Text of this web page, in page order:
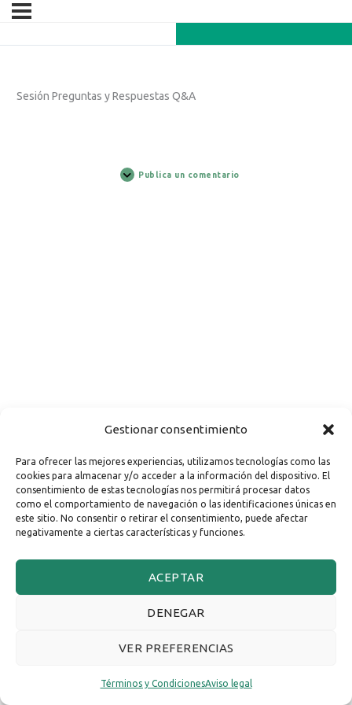
Gestionar consentimiento
Para ofrecer las mejores experiencias, utilizamos tecnologías como las
cookies para almacenar y/o acceder a la información del dispositivo. El
consentimiento de estas tecnologías nos permitirá procesar datos
como el comportamiento de navegación o las identificaciones únicas en
este sitio. No consentir o retirar el consentimiento, puede afectar
negativamente a ciertas características y funciones.
ACEPTAR
DENEGAR
VER PREFERENCIAS
Términos y CondicionesAviso legal
Sesión Preguntas y Respuestas Q&A
Publica un comentario